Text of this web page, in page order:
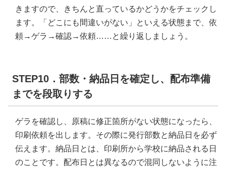
きますので、きちんと直っているかどうかをチェックし
ます。「どこにも間違いがない」といえる状態まで、依
頼→ゲラ→確認→依頼……と繰り返しましょう。
STEP10．部数・納品日を確定し、配布準備
までを段取りする
ゲラを確認し、原稿に修正箇所がない状態になったら、
印刷依頼を出します。その際に発行部数と納品日を必ず
伝えます。納品日とは、印刷所から学校に納品される日
のことです。配布日とは異なるので混同しないように注